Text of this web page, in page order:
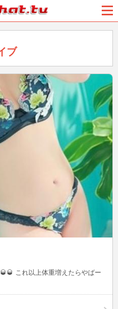
ブ
これ以上体重増えたらやばー